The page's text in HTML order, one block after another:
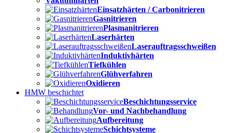
Einsatzhärten / Carbonitrieren
Gasnitrieren
Plasmanitrieren
Laserhärten
Laserauftragsschweißen
Induktivhärten
Tiefkühlen
Glühverfahren
Oxidieren
HMW beschichtet
Beschichtungsservice
Vor- und Nachbehandlung
Aufbereitung
Schichtsysteme